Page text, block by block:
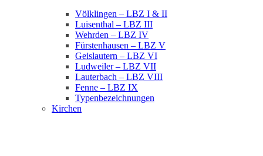
Völklingen – LBZ I & II
Luisenthal – LBZ III
Wehrden – LBZ IV
Fürstenhausen – LBZ V
Geislautern – LBZ VI
Ludweiler – LBZ VII
Lauterbach – LBZ VIII
Fenne – LBZ IX
Typenbezeichnungen
Kirchen